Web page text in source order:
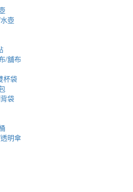
壺
/舖布
杯袋
袋
明傘